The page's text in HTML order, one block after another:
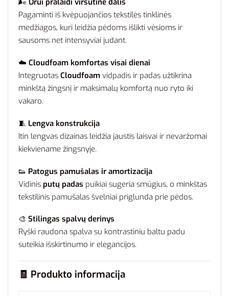
🌬️ Orui pralaidi viršutinė dalis
Pagaminti iš kvėpuojančios tekstilės tinklinės
medžiagos, kuri leidžia pėdoms išlikti vėsioms ir
sausoms net intensyviai judant.
☁️ Cloudfoam komfortas visai dienai
Integruotas Cloudfoam vidpadis ir padas užtikrina
minkštą žingsnį ir maksimalų komfortą nuo ryto iki
vakaro.
🧵 Lengva konstrukcija
Itin lengvas dizainas leidžia jaustis laisvai ir nevaržomai
kiekviename žingsnyje.
👟 Patogus pamušalas ir amortizacija
Vidinis putų padas puikiai sugeria smūgius, o minkštas
tekstilinis pamušalas švelniai priglunda prie pėdos.
🎨 Stilingas spalvų derinys
Ryški raudona spalva su kontrastiniu baltu padu
suteikia išskirtinumo ir elegancijos.
🧾 Produkto informacija